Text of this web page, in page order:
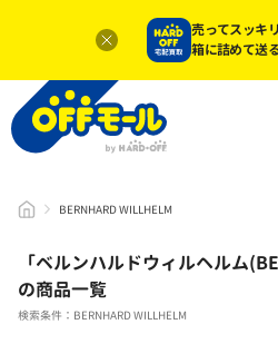
売ってスッキリ
箱に詰めて送
BERNHARD WILLHELM
「ベルンハルドウィルヘルム
の商品一覧
検索条件：BERNHARD WILLHELM